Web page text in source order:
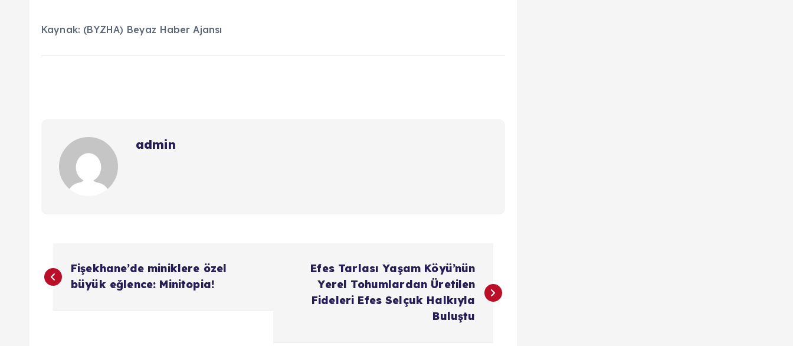
Kaynak: (BYZHA) Beyaz Haber Ajansı
admin
Y
a
Fişekhane’de miniklere özel
büyük eğlence: Minitopia!
Efes Tarlası Yaşam Köyü’nün
Yerel Tohumlardan Üretilen
Fideleri Efes Selçuk Halkıyla
Buluştu